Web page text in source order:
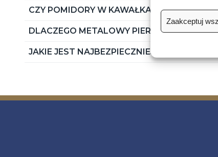
Zaakceptuj
CZY POMIDORY W KAWAŁKACH CIRIO
DLACZEGO METALOWY PIERŚCIEŃ URWAŁ
JAKIE JEST NAJBEZPIECZNIEJSZE